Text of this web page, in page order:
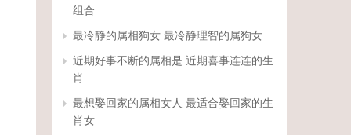
组合
最冷静的属相狗女 最冷静理智的属狗女
近期好事不断的属相是 近期喜事连连的生
肖
最想娶回家的属相女人 最适合娶回家的生
肖女